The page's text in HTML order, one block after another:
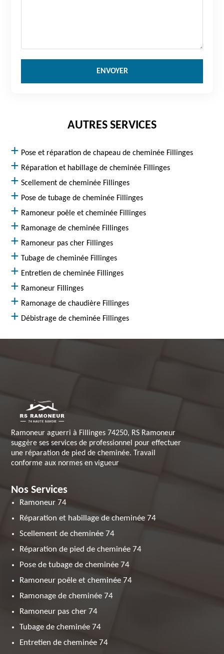
AUTRES SERVICES
Pose et réparation de chapeau de cheminée Fillinges
Réparation et habillage de cheminée Fillinges
Scellement de cheminée Fillinges
Pose de tubage de cheminée Fillinges
Ramoneur poêle et cheminée Fillinges
Ramonage de cheminée Fillinges
Ramoneur pas cher Fillinges
Tubage de cheminée Fillinges
Entretien de cheminée Fillinges
Ramoneur Fillinges
Ramonage de chaudière Fillinges
Débistrage de cheminée Fillinges
Ramoneur aguerri à Fillinges 74250, RS Ramoneur
suggère ses services de professionnel pour effectuer
une réparation de pied de cheminée. Travail
conforme aux normes en vigueur
Nos Services
Ramoneur 74
Réparation et habillage de cheminée 74
Scellement de cheminée 74
Réparation de pied de cheminée 74
Pose de tubage de cheminée 74
Ramoneur poêle et cheminée 74
Ramonage de cheminée 74
Ramoneur pas cher 74
Tubage de cheminée 74
Entretien de cheminée 74